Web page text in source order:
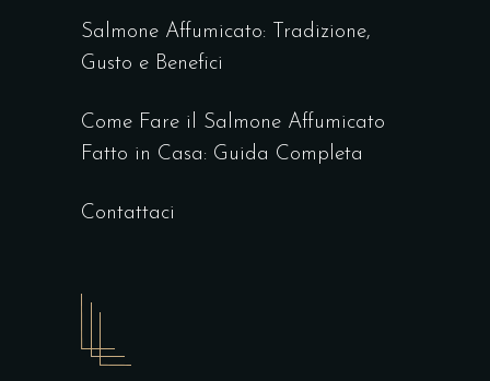
Salmone Affumicato: Tradizione,
Gusto e Benefici
Come Fare il Salmone Affumicato
Fatto in Casa: Guida Completa
Contattaci